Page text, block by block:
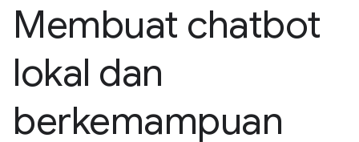
Membuat chatbot
lokal dan
berkemampuan